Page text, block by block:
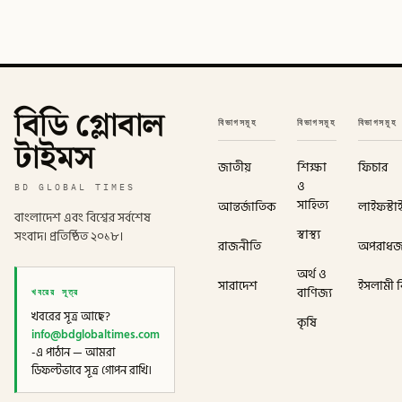
বিডি গ্লোবাল
টাইমস
BD GLOBAL TIMES
বাংলাদেশ এবং বিশ্বের সর্বশেষ
সংবাদ। প্রতিষ্ঠিত ২০১৮।
খবরের সূত্র
খবরের সূত্র আছে?
info@bdglobaltimes.com
-এ পাঠান — আমরা
ডিফল্টভাবে সূত্র গোপন রাখি।
বিভাগসমূহ
জাতীয়
আন্তর্জাতিক
রাজনীতি
সারাদেশ
বিভাগসমূহ
শিক্ষা
ও
সাহিত্য
স্বাস্থ্য
অর্থ ও
বাণিজ্য
কৃষি
বিভাগসমূহ
ফিচার
ইসলামী